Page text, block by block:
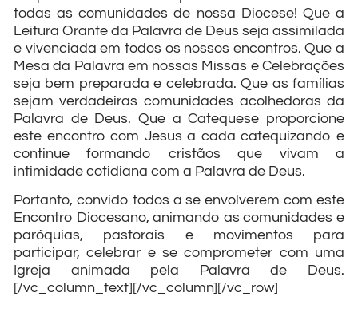
todas as comunidades de nossa Diocese! Que a
Leitura Orante da Palavra de Deus seja assimilada
e vivenciada em todos os nossos encontros. Que a
Mesa da Palavra em nossas Missas e Celebrações
seja bem preparada e celebrada. Que as famílias
sejam verdadeiras comunidades acolhedoras da
Palavra de Deus. Que a Catequese proporcione
este encontro com Jesus a cada catequizando e
continue formando cristãos que vivam a
intimidade cotidiana com a Palavra de Deus.
Portanto, convido todos a se envolverem com este
Encontro Diocesano, animando as comunidades e
paróquias, pastorais e movimentos para
participar, celebrar e se comprometer com uma
Igreja animada pela Palavra de Deus.
[/vc_column_text][/vc_column][/vc_row]